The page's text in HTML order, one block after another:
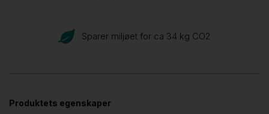
Sparer miljøet for ca 34 kg CO2
Produktets egenskaper